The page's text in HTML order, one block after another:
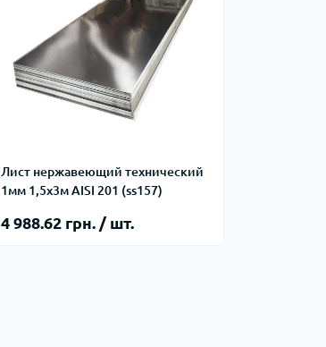
Лист нержавеющий технический
1мм 1,5х3м AISI 201 (ss157)
4 988.62 грн. / шт.